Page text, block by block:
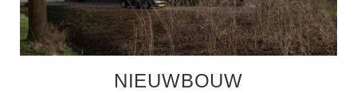
NIEUWBOUW